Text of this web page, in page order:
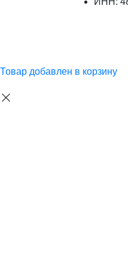
Товар добавлен в корзину